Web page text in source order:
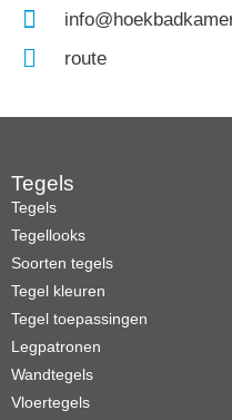
route
Tegels
Tegels
Tegellooks
Soorten tegels
Tegel kleuren
Tegel toepassingen
Legpatronen
Wandtegels
Vloertegels